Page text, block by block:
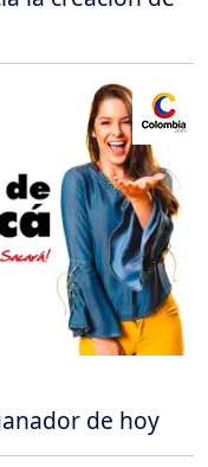
de hoy